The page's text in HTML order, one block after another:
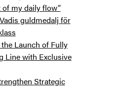
my daily flow”
guldmedalj för
Launch of Fully
Line with Exclusive
Strategic